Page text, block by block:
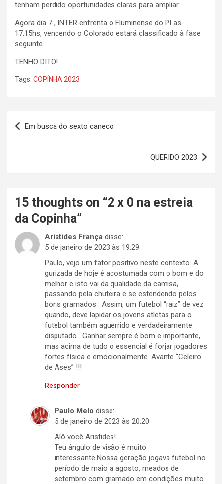
tenham perdido oportunidades claras para ampliar.
Agora dia 7 , INTER enfrenta o Fluminense do PI as
17:15hs, vencendo o Colorado estará classificado à fase
seguinte.
TENHO DITO!
Tags: COPÍNHA 2023
Navegação
de
Em busca do sexto caneco
QUERIDO 2023
15 thoughts on “2 x 0 na estreia
da Copinha”
Aristides França disse:
5 de janeiro de 2023 às 19:29
Paulo, vejo um fator positivo neste contexto. A
gurizada de hoje é acostumada com o bom e do
melhor e isto vai da qualidade da camisa,
passando pela chuteira e se estendendo pelos
bons gramados . Assim, um futebol “raiz” de vez
quando, deve lapidar os jovens atletas para o
futebol também aguerrido e verdadeiramente
disputado . Ganhar sempre é bom e importante,
mas acima de tudo o essencial é forjar jogadores
fortes física e emocionalmente. Avante “Celeiro
de Ases” !!!
Responder
Paulo Melo disse:
5 de janeiro de 2023 às 20:20
Alô você Aristides!
Teu ângulo de visão é muito
interessante.Nossa geração jogava futebol no
período de maio a agosto, meados de
setembro com gramado em condições muito